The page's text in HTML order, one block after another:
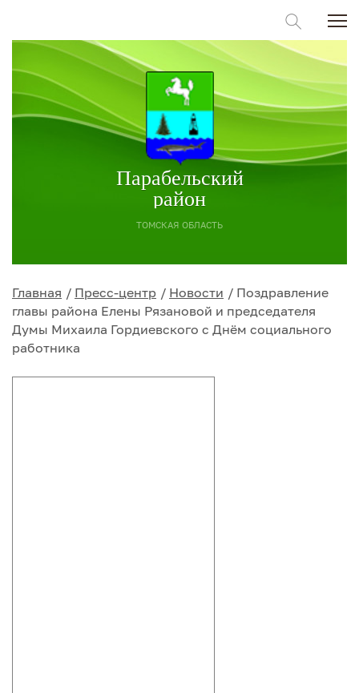
Парабельский
район
ТОМСКАЯ ОБЛАСТЬ
Главная Пресс-центр Новости
Поздравление
главы района Елены Рязановой и председателя
Думы Михаила Гордиевского с Днём социального
работника